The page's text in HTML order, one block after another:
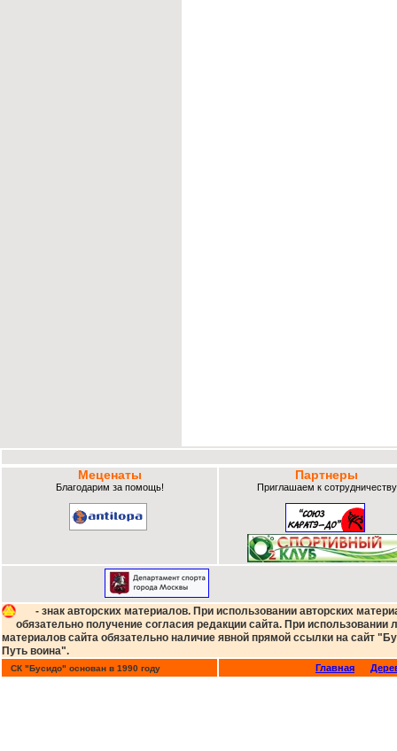
Меценаты
Благодарим за помощь!
Партнеры
Приглашаем к
- знак авторских материалов. При использовании авторских
обязательно получение согласия редакции сайта. При использовании
материалов сайта обязательно наличие явной прямой ссылки на сайт
Путь воина".
СК "Бусидо" основан в 1990 году Главная